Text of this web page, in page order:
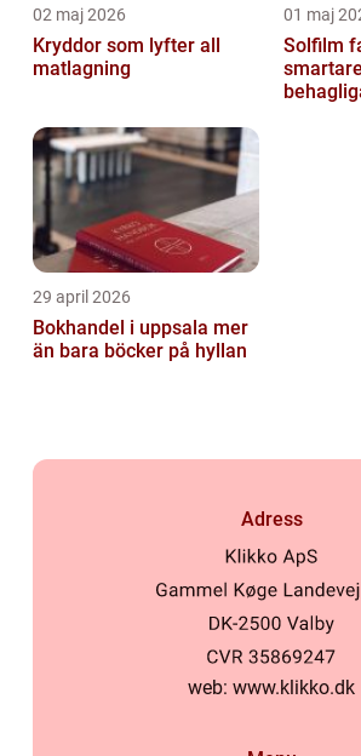
02 maj 2026
Kryddor som lyfter all
matlagning
01 maj
Solfilm
29 april 2026
Bokhandel i uppsala mer
än bara böcker på hyllan
Adress
web: www.klikko.dk